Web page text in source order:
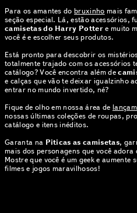
Para os amantes dobruxinho mais
seção especial. Lá, estão acessórios,
camisetas do Harry Potter e muito
você é e escolher seus produtos.
Está pronto para descobrir os
totalmente trajado com os acessórios
catálogo? Você encontra além de
e calças que vão te deixar igualzinho
entrar no mundo invertido, né?
Fique de olho em nossa área de
nossas últimas coleções de roupas,
catálogo e itens inéditos.
Garanta na Piticas as camisetas,
mais dos personagens que você
Mostre que você é um geek e aumente
filmes e jogos maravilhosos!